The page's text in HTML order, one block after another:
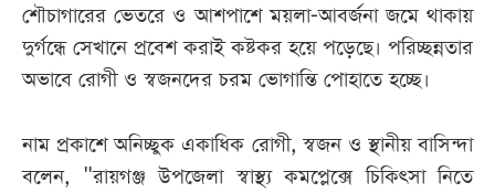
শৌচাগারের ভেতরে ও আশপাশে ময়লা-আবর্জনা জমে থাকায়
দুর্গন্ধে সেখানে প্রবেশ করাই কষ্টকর হয়ে পড়েছে। পরিচ্ছন্নতার
অভাবে রোগী ও স্বজনদের চরম ভোগান্তি পোহাতে হচ্ছে।
নাম প্রকাশে অনিচ্ছুক একাধিক রোগী, স্বজন ও স্থানীয় বাসিন্দা
বলেন, "রায়গঞ্জ উপজেলা স্বাস্থ্য কমপ্লেক্সে চিকিৎসা নিতে